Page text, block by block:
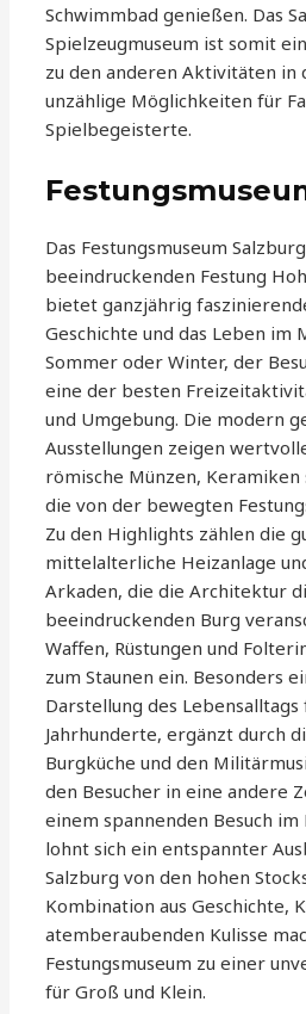
Schwimmbad genießen. Das
Spielzeugmuseum ist somit
zu den anderen Aktivitäten in
unzählige Möglichkeiten für
Spielbegeisterte.
Das Festungsmuseum
beeindruckenden Festung
bietet ganzjährig
Geschichte und das Leben im
Sommer oder Winter, der
eine der besten
und Umgebung. Die modern
Ausstellungen zeigen
römische Münzen,
die von der bewegten
Zu den Highlights zählen die
mittelalterliche Heizanlage
Arkaden, die die Architektur
beeindruckenden Burg
Waffen, Rüstungen und
zum Staunen ein. Besonders
Darstellung des
Jahrhunderte, ergänzt durch
Burgküche und den
den Besucher in eine andere
einem spannenden Besuch im
lohnt sich ein entspannter
Salzburg von den hohen
Kombination aus Geschichte,
atemberaubenden Kulisse
Festungsmuseum zu einer
für Groß und Klein.